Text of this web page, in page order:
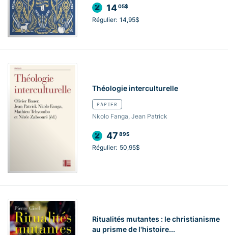
1405$
Régulier: 14,95$
Théologie interculturelle
PAPIER
Nkolo Fanga, Jean Patrick
47 89$
Régulier: 50,95$
Ritualités mutantes : le christianisme
au prisme de l'histoire...